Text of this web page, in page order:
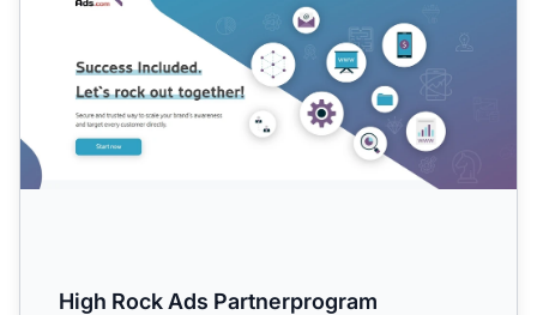
High Rock Ads Partnerprogram